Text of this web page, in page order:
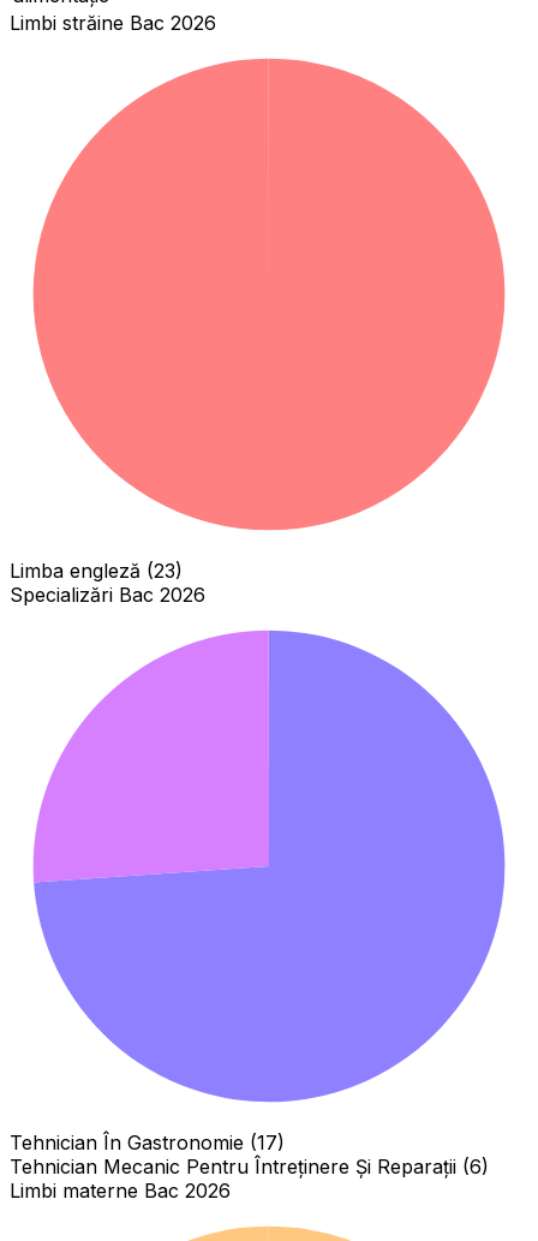
Limbi străine Bac 2026
Limba engleză (23)
Specializări Bac 2026
Tehnician În Gastronomie (17)
Tehnician Mecanic Pentru Întreținere Și Reparații (6)
Limbi materne Bac 2026